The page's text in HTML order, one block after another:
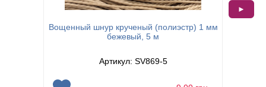
Вощенный шнур крученый (полиэстр) 1 мм
бежевый, 5 м
Артикул: SV869-5
►